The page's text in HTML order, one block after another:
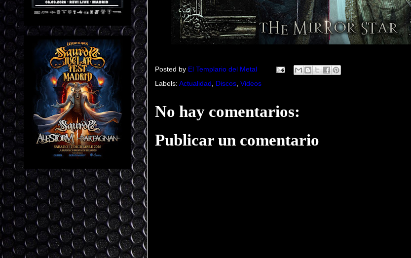
Posted by El Templario del Metal
Labels: Actualidad Discos Videos
No hay comentarios:
Publicar un comentario